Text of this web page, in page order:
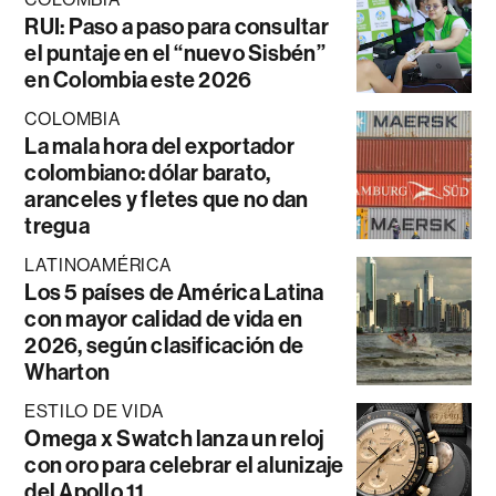
RUI: Paso a paso para consultar
el puntaje en el “nuevo Sisbén”
en Colombia este 2026
COLOMBIA
La mala hora del exportador
colombiano: dólar barato,
aranceles y fletes que no dan
tregua
LATINOAMÉRICA
Los 5 países de América Latina
con mayor calidad de vida en
2026, según clasificación de
Wharton
ESTILO DE VIDA
Omega x Swatch lanza un reloj
con oro para celebrar el alunizaje